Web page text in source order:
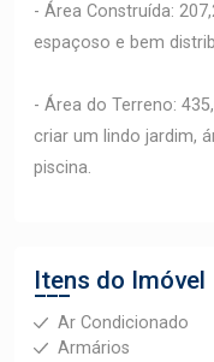
- Área Construída:
espaçoso e bem
- Área do Terreno:
criar um lindo jardim,
piscina.
Itens do Imóvel
Ar Condicionado
Armários